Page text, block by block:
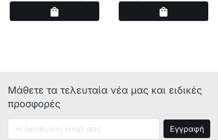
shopping_bag shopping_bag
Μάθετε τα τελευταία νέα μας και ειδικές
προσφορές